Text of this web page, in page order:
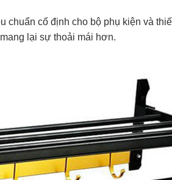
cố định cho bộ phụ kiện và
lại sự thoải mái hơn.